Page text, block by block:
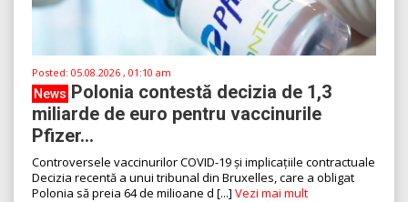
Posted: 05.08.2026 , 01:10 am
News Polonia contestă decizia de 1,3
miliarde de euro pentru vaccinurile
Pfizer...
Controversele vaccinurilor COVID-19 și implicațiile contractuale
Decizia recentă a unui tribunal din Bruxelles, care a obligat
Polonia să preia 64 de milioane d [...] Vezi mai mult